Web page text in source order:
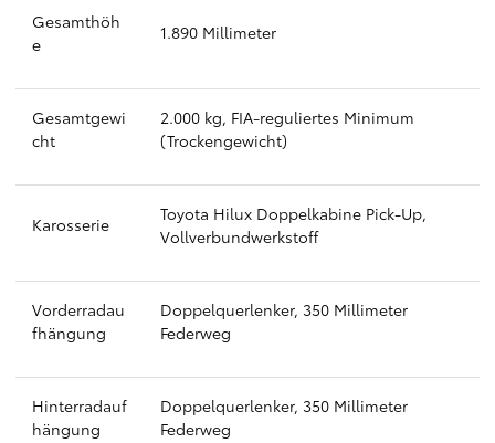
Gesamthöh
e
1.890 Millimeter
Gesamtgewi
cht
2.000 kg, FIA-reguliertes Minimum
(Trockengewicht)
Karosserie
Toyota Hilux Doppelkabine Pick-Up,
Vollverbundwerkstoff
Vorderradau
fhängung
Doppelquerlenker, 350 Millimeter
Federweg
Hinterradauf
hängung
Doppelquerlenker, 350 Millimeter
Federweg